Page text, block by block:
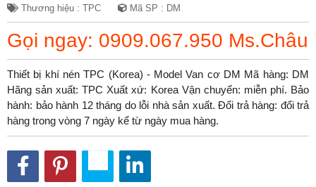
Thương hiệu : TPC Mã SP : DM
Gọi ngay: 0909.067.950 Ms.Châu
Thiết bị khí nén TPC (Korea) - Model Van cơ DM Mã hàng: DM
Hãng sản xuất: TPC Xuất xứ: Korea Vận chuyển: miễn phí. Bảo
hành: bảo hành 12 tháng do lỗi nhà sản xuất. Đổi trả hàng: đổi trả
hàng trong vòng 7 ngày kể từ ngày mua hàng.